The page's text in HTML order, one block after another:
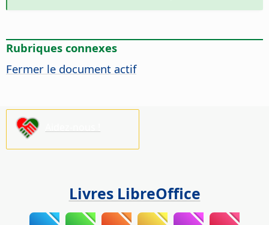
Rubriques connexes
Fermer le document actif
Livres LibreOffice